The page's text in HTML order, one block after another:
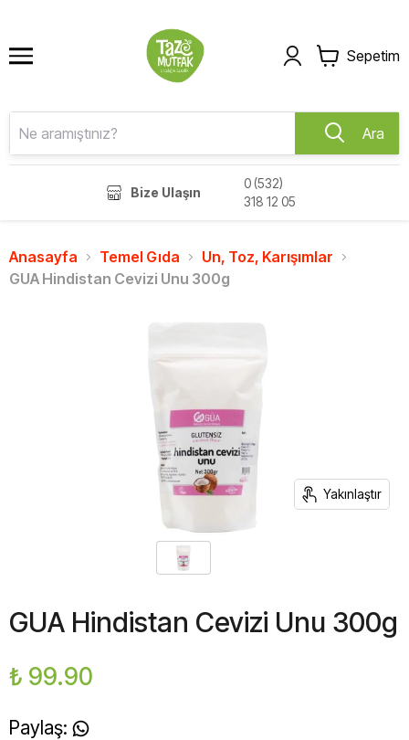
Sepetim
Ara
Bize Ulaşın
0 (532)
318 12 05
Anasayfa Temel Gıda
Un, Toz, Karışımlar
GUA Hindistan Cevizi Unu 300g
Yakınlaştır
GUA Hindistan Cevizi Unu 300g
₺ 99.90
Paylaş: